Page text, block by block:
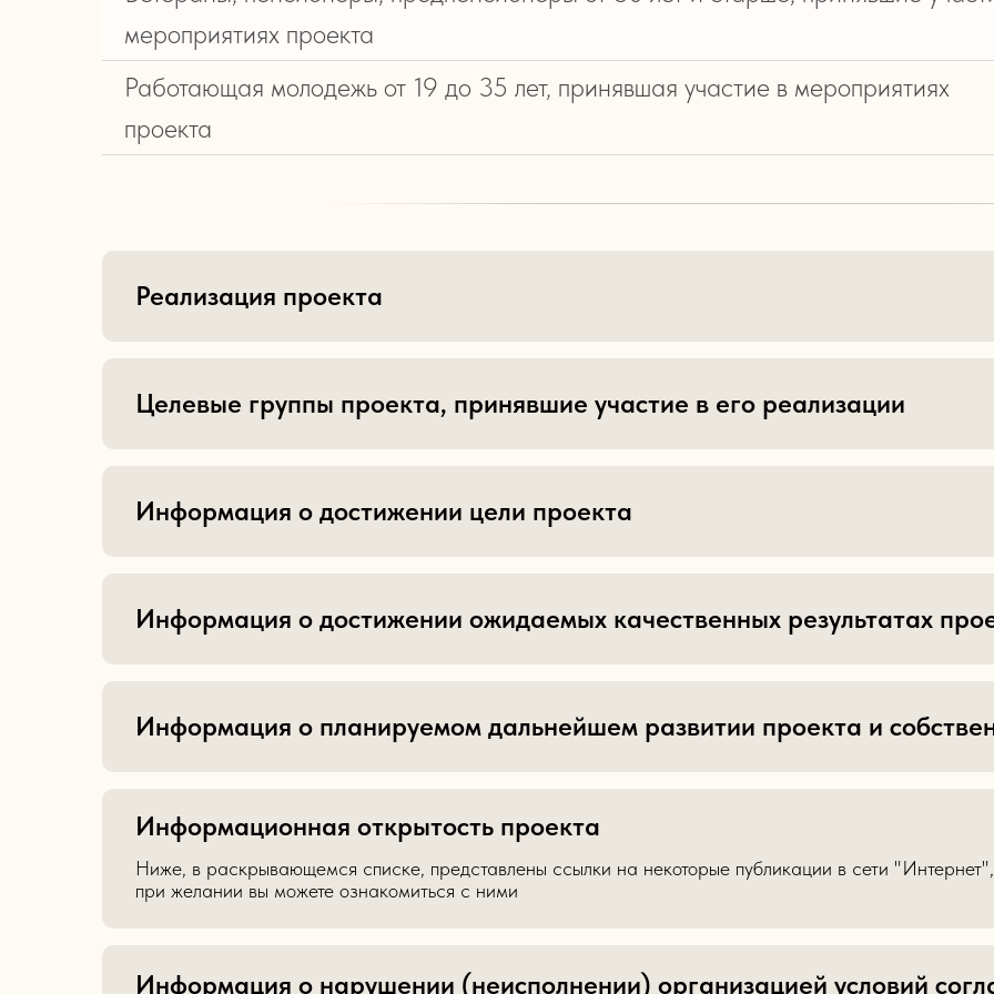
мероприятиях проекта
Работающая молодежь от 19 до 35 лет, принявшая участие в мероприятиях
проекта
Реализация проекта
Целевые группы проекта, принявшие участие в его реализации
Информация о достижении цели проекта
Информация о достижении ожидаемых качественных результатах
Информация о планируемом дальнейшем развитии проекта и
Информационная открытость проекта
Ниже, в раскрывающемся списке, представлены ссылки на некоторые публикации в сети
при желании вы можете ознакомиться с ними
Информация о нарушении (неисполнении) организацией условий